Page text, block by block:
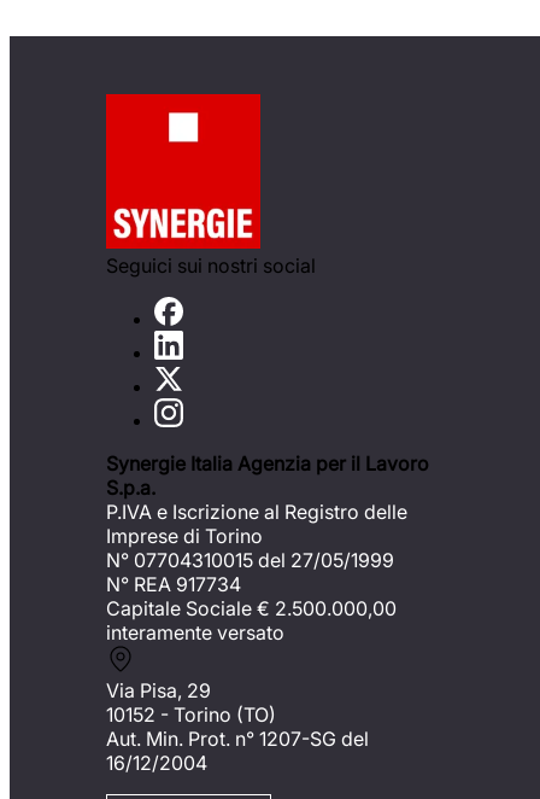
Seguici sui nostri social
Synergie Italia Agenzia per il Lavoro
S.p.a.
P.IVA e Iscrizione al Registro delle
Imprese di Torino
N° 07704310015 del 27/05/1999
N° REA 917734
Capitale Sociale € 2.500.000,00
interamente versato
Via Pisa, 29
10152 - Torino (TO)
Aut. Min. Prot. n° 1207-SG del
16/12/2004